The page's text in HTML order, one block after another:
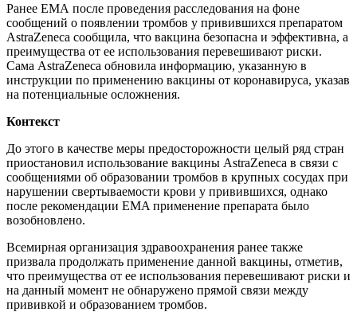
Ранее ЕМА после проведения расследования на фоне
сообщений о появлении тромбов у привившихся препаратом
AstraZeneca сообщила, что вакцина безопасна и эффективна, а
преимущества от ее использования перевешивают риски.
Сама AstraZeneca обновила информацию, указанную в
инструкции по применению вакцины от коронавируса, указав
на потенциальные осложнения.
Контекст
До этого в качестве меры предосторожности целый ряд стран
приостановил использование вакцины AstraZeneca в связи с
сообщениями об образовании тромбов в крупных сосудах при
нарушении свертываемости крови у привившихся, однако
после рекомендации EMA применение препарата было
возобновлено.
Всемирная организация здравоохранения ранее также
призвала продолжать применение данной вакцины, отметив,
что преимущества от ее использования перевешивают риски и
на данный момент не обнаружено прямой связи между
прививкой и образованием тромбов.